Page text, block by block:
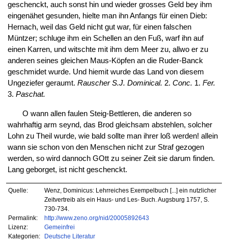
geschenckt, auch sonst hin und wieder grosses Geld bey ihm
eingenähet gesunden, hielte man ihn Anfangs für einen Dieb:
Hernach, weil das Geld nicht gut war, für einen falschen
Müntzer; schluge ihm ein Schellen an den Fuß, warf ihn auf
einen Karren, und witschte mit ihm dem Meer zu, allwo er zu
anderen seines gleichen Maus-Köpfen an die Ruder-Banck
geschmidet wurde. Und hiemit wurde das Land von diesem
Ungeziefer geraumt. Rauscher S.J. Dominical. 2. Conc. 1. Fer.
3. Paschat.
O wann allen faulen Steig-Bettleren, die anderen so
wahrhaftig arm seynd, das Brod gleichsam abstehlen, solcher
Lohn zu Theil wurde, wie bald sollte man ihrer loß werden! allein
wann sie schon von den Menschen nicht zur Straf gezogen
werden, so wird dannoch GOtt zu seiner Zeit sie darum finden.
Lang geborget, ist nicht geschenckt.
Quelle:
Wenz, Dominicus: Lehrreiches Exempelbuch [...] ein nutzlicher
Zeitvertreib als ein Haus- und Les- Buch. Augsburg 1757, S.
730-734.
Permalink:
http://www.zeno.org/nid/20005892643
Lizenz:
Gemeinfrei
Kategorien:
Deutsche Literatur